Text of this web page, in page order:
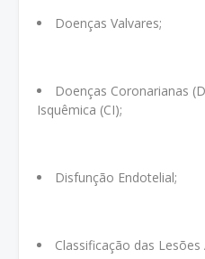
Doenças Valvares;
Doenças Coronarianas
Isquêmica (CI);
Disfunção Endotelial;
Classificação das